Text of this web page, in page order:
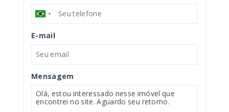
E-mail
Mensagem